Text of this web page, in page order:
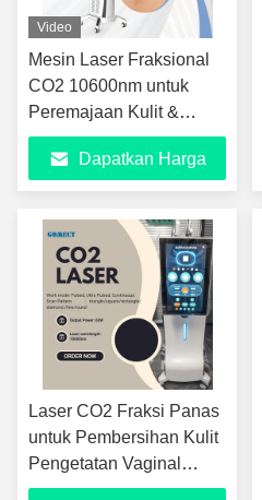
Video
Mesin Laser Fraksional
CO2 10600nm untuk
Peremajaan Kulit &
Perawatan Wajah
Penghilangan Kerutan
Tipe Berdiri Colokan
US/EU
Dapatkan Harga
Laser CO2 Fraksi Panas
untuk Pembersihan Kulit
Pengetatan Vaginal
Penghapusan Stretch